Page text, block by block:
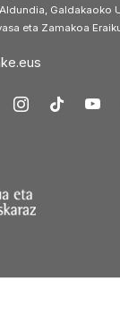
Galdakaoko
eta Zamakoa